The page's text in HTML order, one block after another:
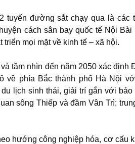
tuyến đường sắt chạy qua là các
cách sân bay quốc tế Nội
mọi mặt về kinh tế – xã hội.
tầm nhìn đến năm 2050 xác định
phía Bắc thành phố Hà Nội
lịch sinh thái, giải trí gắn với bảo
sông Thiếp và đầm Vân Trì;
hướng công nghiệp hóa, cơ cấu